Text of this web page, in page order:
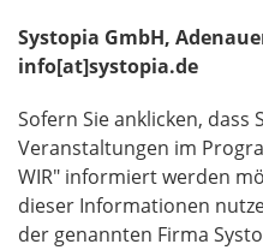
Systopia GmbH,
info[at]systopia.de
Sofern Sie anklicken, dass
Veranstaltungen im
WIR" informiert werden
dieser Informationen
der genannten Firma